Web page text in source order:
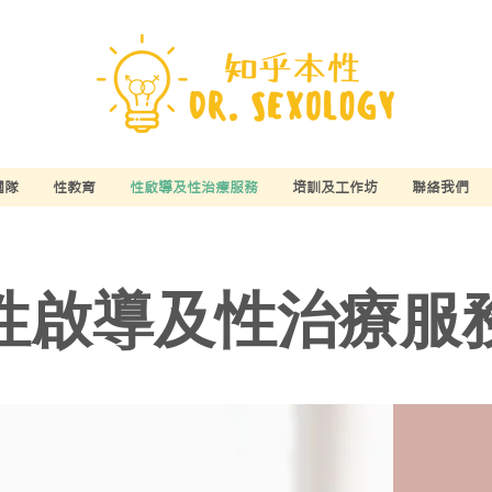
隊 性教育 性啟導及性治療服務 培訓及工作坊 聯絡我們
啟導及性治療服